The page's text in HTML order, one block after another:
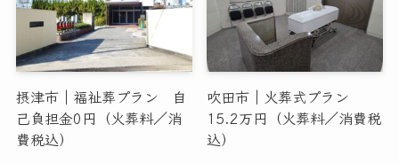
摂津市｜福祉葬プラン 自
己負担金0円（火葬料／消
費税込）
吹田市｜火葬式プラン
15.2万円（火葬料／消費税
込）